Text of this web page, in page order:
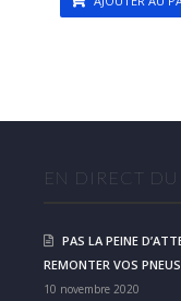
EN DIRECT DU
PAS LA PEINE
REMONTER VOS PNEUS
10 novembre 2020